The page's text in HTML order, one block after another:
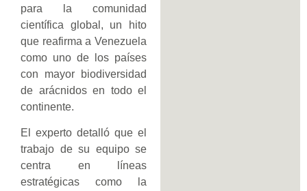
para la comunidad
científica global, un hito
que reafirma a Venezuela
como uno de los países
con mayor biodiversidad
de arácnidos en todo el
continente.
El experto detalló que el
trabajo de su equipo se
centra en líneas
estratégicas como la